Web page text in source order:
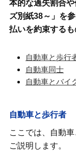
本的な過失割合
ズ別紙38～」を
払いを約束するも
自動車と歩行
自動車同士
自動車とバイ
自動車と歩行者
ここでは、自動
ご説明します。